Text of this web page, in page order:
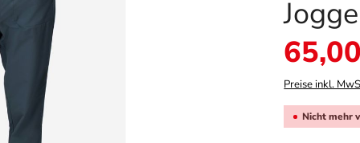
Verkaufspreis:
Preise inkl.
Nicht mehr